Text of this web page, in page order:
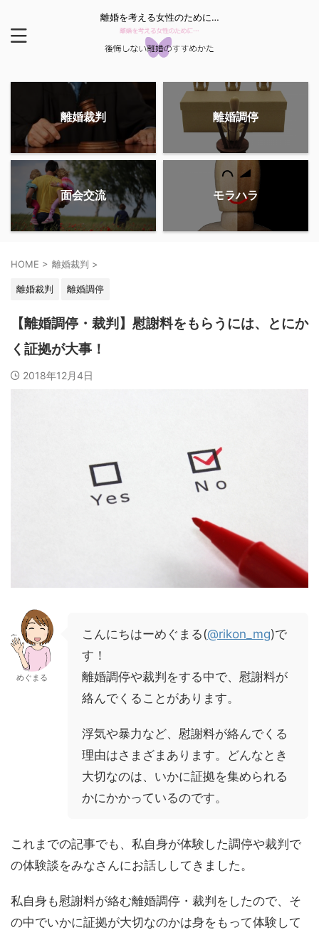
離婚を考える女性のために…
離婚裁判 離婚調停
面会交流 モラハラ
HOME > 離婚裁判 >
離婚裁判 離婚調停
【離婚調停・裁判】慰謝料をもらうには、とにか
く証拠が大事！
2018年12月4日
めぐまる
こんにちはーめぐまる(@rikon_mg)で
す！
離婚調停や裁判をする中で、慰謝料が
絡んでくることがあります。
浮気や暴力など、慰謝料が絡んでくる
理由はさまざまあります。どんなとき
大切なのは、いかに証拠を集められる
かにかかっているのです。
これまでの記事でも、私自身が体験した調停や裁判で
の体験談をみなさんにお話ししてきました。
私自身も慰謝料が絡む離婚調停・裁判をしたので、そ
の中でいかに証拠が大切なのかは身をもって体験して